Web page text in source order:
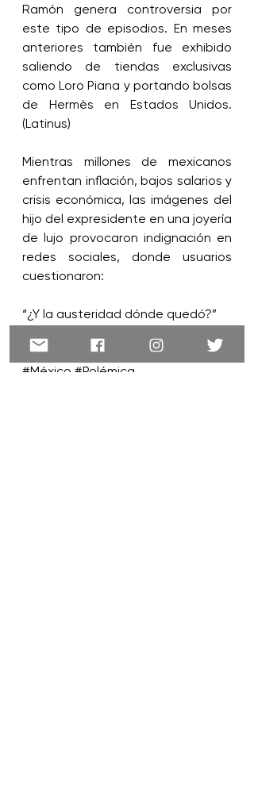
Ramón genera controversia por
este tipo de episodios. En meses
anteriores también fue exhibido
saliendo de tiendas exclusivas
como Loro Piana y portando bolsas
de Hermès en Estados Unidos.
(Latinus)
Mientras millones de mexicanos
enfrentan inflación, bajos salarios y
crisis económica, las imágenes del
hijo del expresidente en una joyería
de lujo provocaron indignación en
redes sociales, donde usuarios
cuestionaron:
“¿Y la austeridad dónde quedó?”
#JoséRamón #4T
#Cartier
#México #Polémica